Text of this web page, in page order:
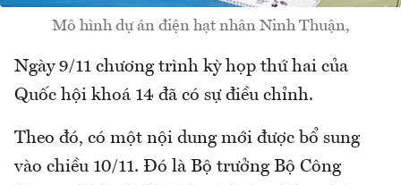
Mô hình dự án điện hạt nhân Ninh Thuận,
Ngày 9/11 chương trình kỳ họp thứ hai của
Quốc hội khoá 14 đã có sự điều chỉnh.
Theo đó, có một nội dung mới được bổ sung
vào chiều 10/11. Đó là Bộ trưởng Bộ Công